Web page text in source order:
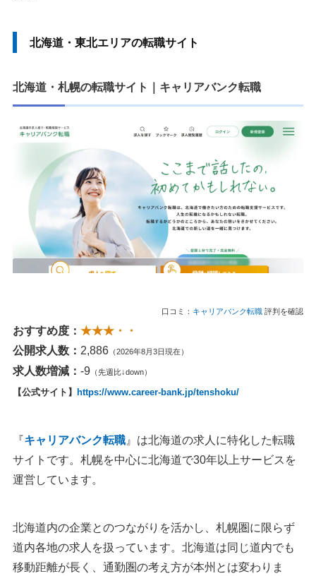
北海道・東北エリアの転職サイト
北海道・札幌の転職サイト｜キャリアバンク転職
口コミ： キャリアバンク転職 評判を確認
おすすめ度： ★★★・・
公開求人数： 2,886 （2026年8月3日現在）
求人数増減： -9 （先週比↓down）
【公式サイト】 https://www.career-bank.jp/tenshoku/
『キャリアバンク転職 』は北海道の求人に特化した転職
サイトです。札幌を中心に北海道で30年以上サービスを
運営しています。
北海道内の企業とのつながりを活かし、札幌圏に限らず
道内各地の求人を扱っています。北海道は同じ道内でも
移動距離が長く、通勤圏の考え方が本州とは変わりま